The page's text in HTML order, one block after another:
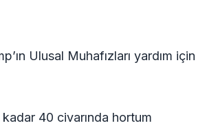
Ulusal Muhafızları yardım için
40 civarında hortum